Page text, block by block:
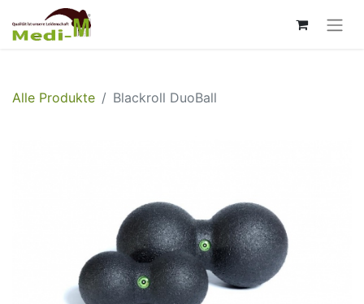
Alle Produkte Blackroll DuoBall